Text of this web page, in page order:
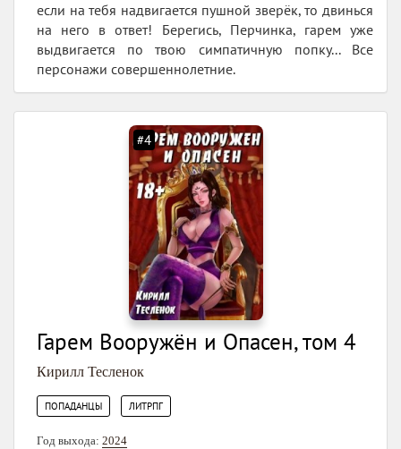
если на тебя надвигается пушной зверёк, то двинься
на него в ответ! Берегись, Перчинка, гарем уже
выдвигается по твою симпатичную попку... Все
персонажи совершеннолетние.
#4
Гарем Вооружён и Опасен, том 4
Кирилл Тесленок
ПОПАДАНЦЫ ЛИТРПГ
Год выхода: 2024